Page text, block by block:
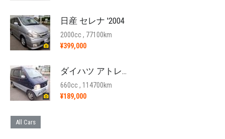
日産 セレナ '2004
2000cc , 77100km
¥399,000
ダイハツ アトレーワゴン '1999
660cc , 114700km
¥189,000
All Cars